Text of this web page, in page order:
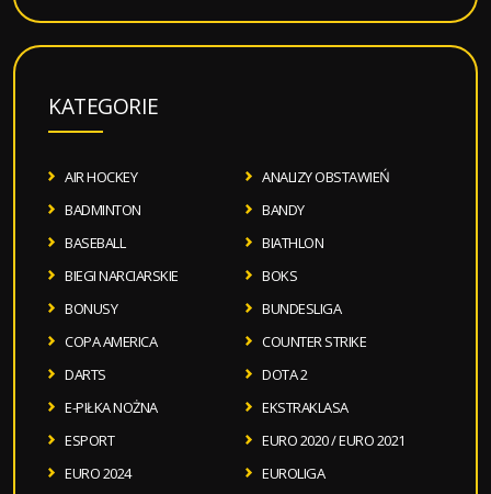
KATEGORIE
AIR HOCKEY
ANALIZY OBSTAWIEŃ
BADMINTON
BANDY
BASEBALL
BIATHLON
BIEGI NARCIARSKIE
BOKS
BONUSY
BUNDESLIGA
COPA AMERICA
COUNTER STRIKE
DARTS
DOTA 2
E-PIŁKA NOŻNA
EKSTRAKLASA
ESPORT
EURO 2020 / EURO 2021
EURO 2024
EUROLIGA